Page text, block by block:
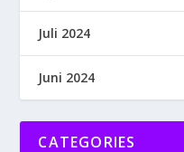
Juli 2024
Juni 2024
CATEGORIES